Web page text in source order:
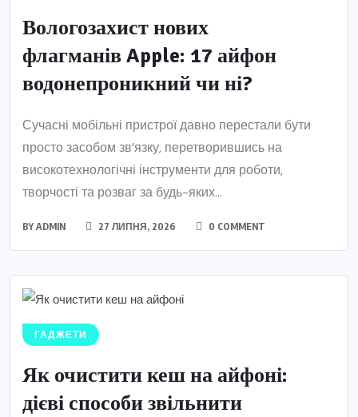
Вологозахист нових
флагманів Apple: 17 айфон
водонепроникний чи ні?
Сучасні мобільні пристрої давно перестали бути
просто засобом зв’язку, перетворившись на
високотехнологічні інструменти для роботи,
творчості та розваг за будь-яких...
BYADMIN 27 ЛИПНЯ, 2026 0 COMMENT
ГАДЖЕТИ
Як очистити кеш на айфоні:
дієві способи звільнити